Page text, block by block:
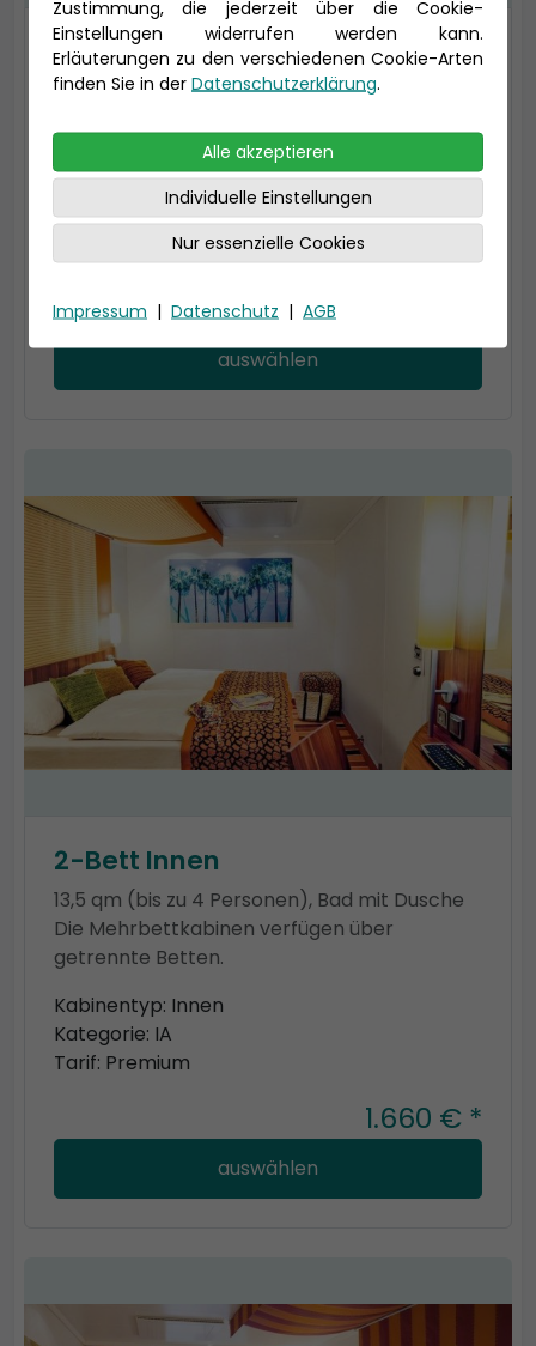
2-Bett Innen
13,5 qm (bis zu 4 Personen), Bad mit Dusche
getrennte Betten.
Kabinentyp: Innen
Kategorie: IA
Tarif: Premium
auswählen
2-Bett Innen
13,5 qm (bis zu 4 Personen), Bad mit Dusche
Die Mehrbettkabinen verfügen über
getrennte Betten.
Kabinentyp: Innen
Kategorie: IA
Tarif: Premium
1.660 € *
auswählen
Zustimmung, die jederzeit über die Cookie-
Einstellungen widerrufen werden kann.
Erläuterungen zu den verschiedenen Cookie-Arten
finden Sie in der Datenschutzerklärung.
Alle akzeptieren
Individuelle Einstellungen
Nur essenzielle Cookies
Impressum | Datenschutz | AGB